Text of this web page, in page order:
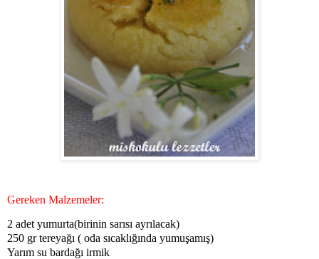
Gereken Malzemeler:
2 adet yumurta(birinin sarısı ayrılacak)
250 gr tereyağı ( oda sıcaklığında yumuşamış)
Yarım su bardağı irmik